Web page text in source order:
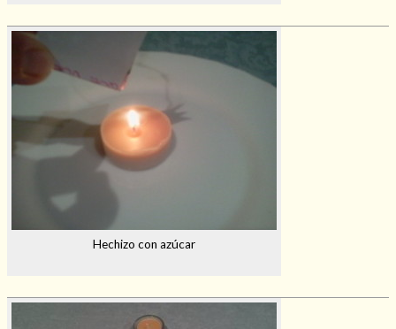
Hechizo con azúcar